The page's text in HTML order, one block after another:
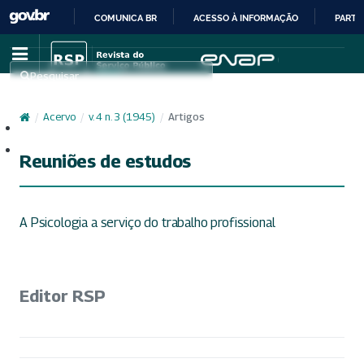
IR
PARA
CONTEÚDO
COMUNICA BR ACESSO À INFORMAÇÃO
Pesquisar
/ Acervo / v. 4 n. 3 (1945) / Artigos
Reuniões de estudos
A Psicologia a serviço do trabalho profissional
Editor RSP